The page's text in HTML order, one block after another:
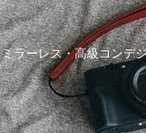
ミラーレス・高級コンデ